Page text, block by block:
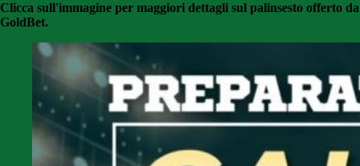
Clicca sull'immagine per maggiori dettagli sul palinsesto offerto da
GoldBet.